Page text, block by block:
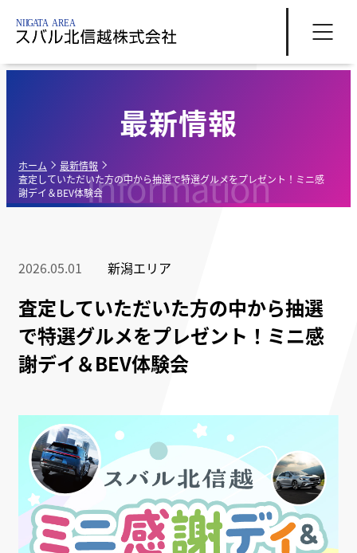
Information
最新情報
ホーム
最新情報
査定していただいた方の中から抽選で特選グルメをプレゼント！ミニ感
謝デイ＆BEV体験会
2026.05.01 新潟エリア
査定していただいた方の中から抽選
で特選グルメをプレゼント！ミニ感
謝デイ＆BEV体験会